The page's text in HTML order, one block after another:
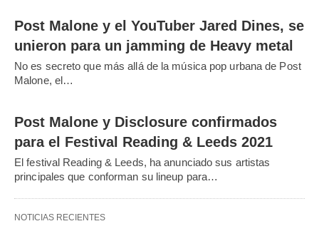
Post Malone y el YouTuber Jared Dines, se
unieron para un jamming de Heavy metal
No es secreto que más allá de la música pop urbana de Post
Malone, el…
Post Malone y Disclosure confirmados
para el Festival Reading & Leeds 2021
El festival Reading & Leeds, ha anunciado sus artistas
principales que conforman su lineup para…
NOTICIAS RECIENTES